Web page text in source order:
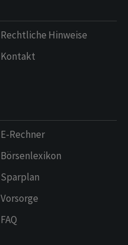
Rechtliche Hinweise
Kontakt
E-Rechner
Börsenlexikon
Sparplan
Vorsorge
FAQ